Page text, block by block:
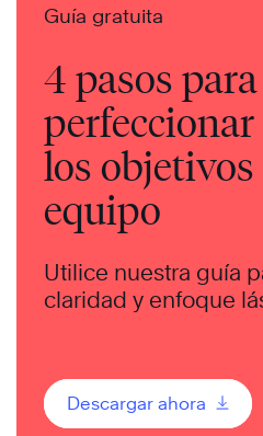
Guía gratuita
4 pasos para
los objetivos
equipo
Utilice nuestra guía
claridad y enfoque
Descargar ahora